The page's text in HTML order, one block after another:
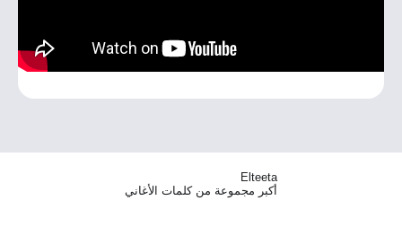
Elteeta
أكبر مجموعة من كلمات الأغاني